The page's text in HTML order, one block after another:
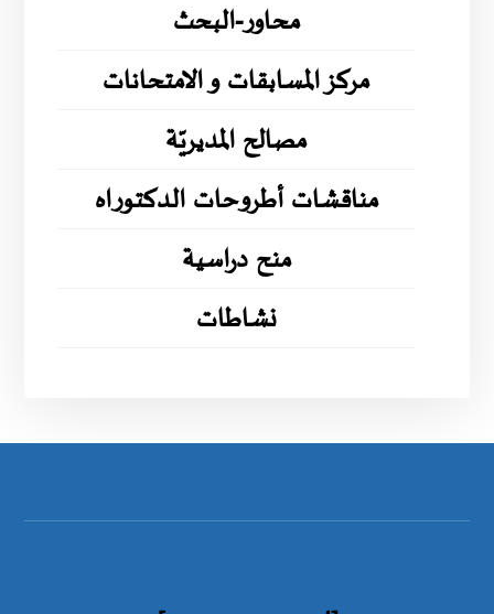
محاور-البحث
مركز المسابقات و الامتحانات
مصالح المديريّة
مناقشات أطروحات الدكتوراه
منح دراسية
نشاطات